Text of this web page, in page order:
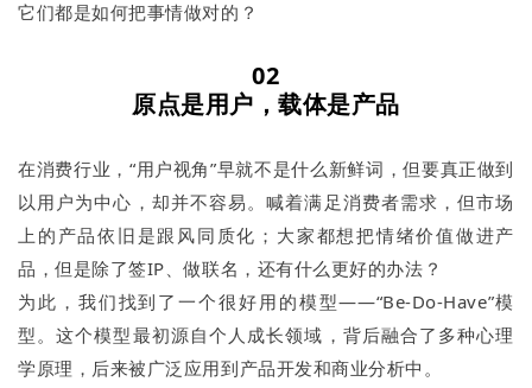
它们都是如何把事情做对的？
02
原点是用户，载体是产品
在消费行业，“用户视角”早就不是什么新鲜词，但要真正做到
以用户为中心，却并不容易。喊着满足消费者需求，但市场
上的产品依旧是跟风同质化；大家都想把情绪价值做进产
品，但是除了签IP、做联名，还有什么更好的办法？
为此，我们找到了一个很好用的模型——“Be-Do-Have”模
型。这个模型最初源自个人成长领域，背后融合了多种心理
学原理，后来被广泛应用到产品开发和商业分析中。